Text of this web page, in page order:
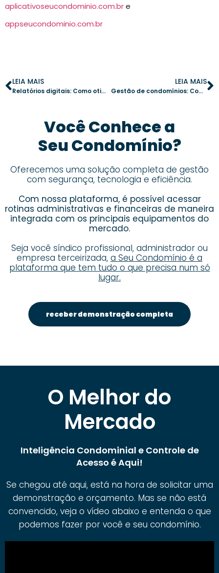
aplicativoseucondominio.com.bre
appseucondominio.com.br
LEIA MAIS
Relatórios digitais: Como otimizar o controle de entrada e saída no condomínio
LEIA MAIS
Gestão de condomínios: Como a tecnologia melhora o controle e a eficiência
Você Conhece a
Seu Condomínio?
Oferecemos uma solução completa de gestão
com segurança, tecnologia e eficiência.
Com nossa plataforma, é possível acessar
rotinas administrativas e financeiras de maneira
integrada com os principais equipamentos do
mercado.
Seja você síndico profissional, administrador ou
empresa terceirizada, a Seu Condomínio é a
plataforma que tem tudo o que precisa num só
lugar.
receber demonstração completa
O Melhor do
Mercado
Inteligência Condominial e Controle de
Acesso é Aqui!
Se chegou até aqui, está na hora de solicitar uma
demonstração e orçamento. Mas se não está
convencido, veja o vídeo abaixo e entenda o que
podemos fazer por você e seu condomínio.